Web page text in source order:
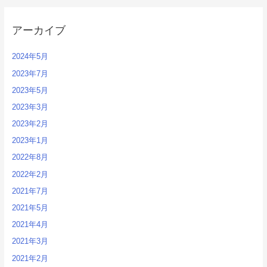
アーカイブ
2024年5月
2023年7月
2023年5月
2023年3月
2023年2月
2023年1月
2022年8月
2022年2月
2021年7月
2021年5月
2021年4月
2021年3月
2021年2月